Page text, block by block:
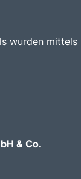
wurden mittels
& Co.